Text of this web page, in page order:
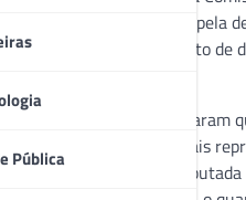
Pública
dos Deputados. Proposta pela
discutir o tratamento de
durante a reunião mostraram
doenças raras, as quais
de saúde. Segundo a